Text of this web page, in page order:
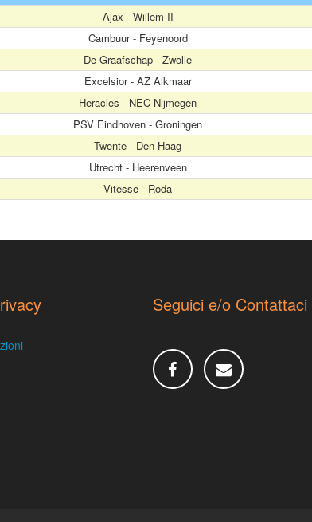
Ajax - Willem II
Cambuur - Feyenoord
De Graafschap - Zwolle
Excelsior - AZ Alkmaar
Heracles - NEC Nijmegen
PSV Eindhoven - Groningen
Twente - Den Haag
Utrecht - Heerenveen
Vitesse - Roda
Seguici e/o Contattaci